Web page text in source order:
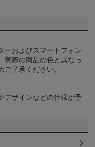
ーおよびスマートフォン
実際の商品の色と異なっ
了承ください。
デザインなどの仕様が予